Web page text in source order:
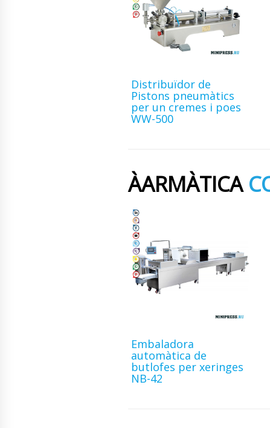
Distribuïdor de
Pistons pneumàtics
per un cremes i poes
WW-500
ÀARMÀTICA
Embaladora
automàtica de
butlofes per xeringes
NB-42